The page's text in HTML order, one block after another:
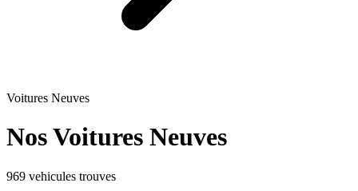
Voitures Neuves
Nos Voitures Neuves
969 vehicules trouves